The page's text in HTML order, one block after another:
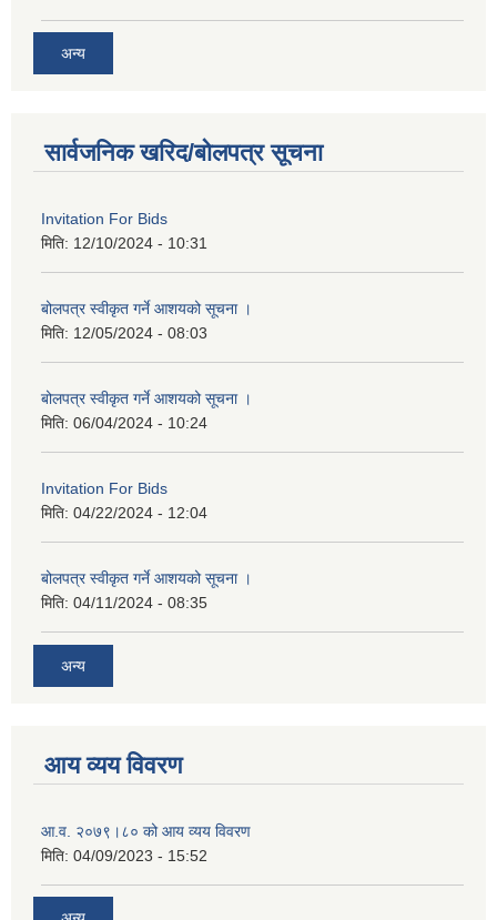
अन्य
सार्वजनिक खरिद/बोलपत्र सूचना
Invitation For Bids
मिति: 12/10/2024 - 10:31
बोलपत्र स्वीकृत गर्ने आशयको सूचना ।
मिति: 12/05/2024 - 08:03
बोलपत्र स्वीकृत गर्ने आशयको सूचना ।
मिति: 06/04/2024 - 10:24
Invitation For Bids
मिति: 04/22/2024 - 12:04
बोलपत्र स्वीकृत गर्ने आशयको सूचना ।
मिति: 04/11/2024 - 08:35
अन्य
आय व्यय विवरण
आ.व. २०७९।८० को आय व्यय विवरण
मिति: 04/09/2023 - 15:52